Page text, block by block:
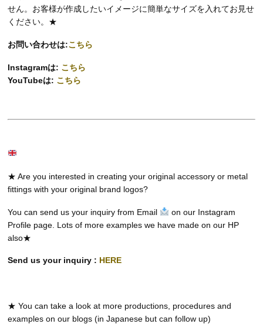
せん。お客様が作成したいイメージに簡単なサイズを入れてお見せ
ください。★
お問い合わせは:こちら
Instagramは: こちら
YouTubeは: こちら
★ Are you interested in creating your original accessory or metal
fittings with your original brand logos?
You can send us your inquiry from Email
on our Instagram
Profile page. Lots of more examples we have made on our HP
also★
Send us your inquiry : HERE
★ You can take a look at more productions, procedures and
examples on our blogs (in Japanese but can follow up)